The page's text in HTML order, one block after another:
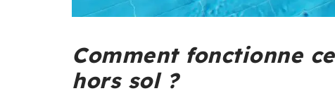
Comment fonctionne
hors sol ?